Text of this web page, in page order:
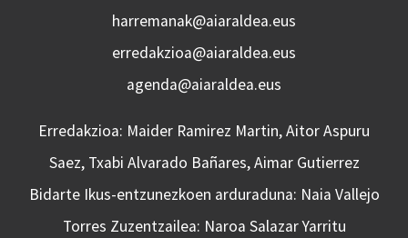
harremanak@aiaraldea.eus
erredakzioa@aiaraldea.eus
agenda@aiaraldea.eus
Erredakzioa: Maider Ramirez Martin, Aitor Aspuru
Saez, Txabi Alvarado Bañares, Aimar Gutierrez
Bidarte Ikus-entzunezkoen arduraduna: Naia Vallejo
Torres Zuzentzailea: Naroa Salazar Yarritu